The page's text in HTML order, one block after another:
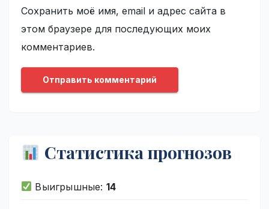
Сохранить моё имя, email и адрес сайта в
этом браузере для последующих моих
комментариев.
Статистика прогнозов
Выигрышные: 14